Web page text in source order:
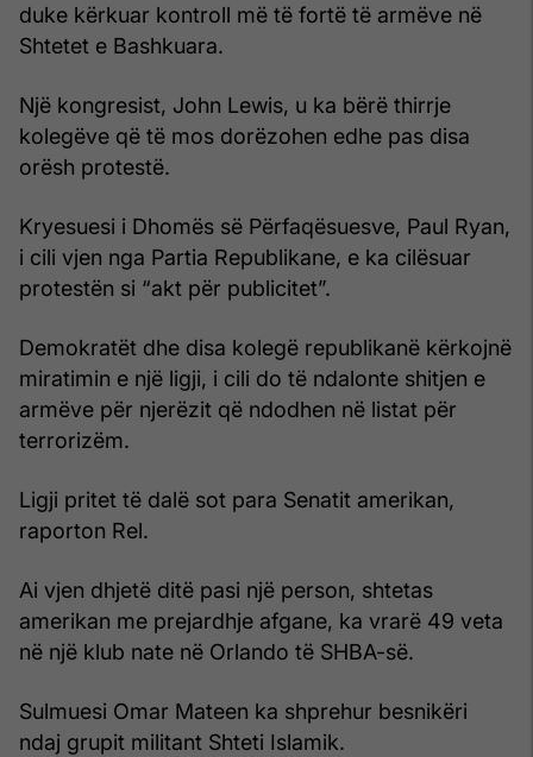
duke kërkuar kontroll më të fortë të armëve në
Shtetet e Bashkuara.
Një kongresist, John Lewis, u ka bërë thirrje
kolegëve që të mos dorëzohen edhe pas disa
orësh protestë.
Kryesuesi i Dhomës së Përfaqësuesve, Paul Ryan,
i cili vjen nga Partia Republikane, e ka cilësuar
protestën si “akt për publicitet”.
Demokratët dhe disa kolegë republikanë kërkojnë
miratimin e një ligji, i cili do të ndalonte shitjen e
armëve për njerëzit që ndodhen në listat për
terrorizëm.
Ligji pritet të dalë sot para Senatit amerikan,
raporton Rel.
Ai vjen dhjetë ditë pasi një person, shtetas
amerikan me prejardhje afgane, ka vrarë 49 veta
në një klub nate në Orlando të SHBA-së.
Sulmuesi Omar Mateen ka shprehur besnikëri
ndaj grupit militant Shteti Islamik.